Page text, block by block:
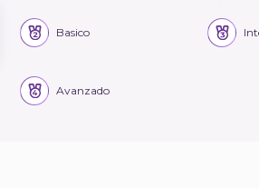
Basico
Avanzado